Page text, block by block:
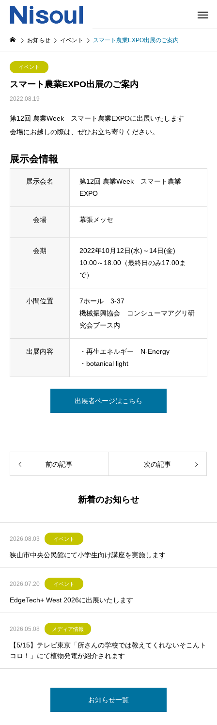
お知らせ イベント スマート農業EXPO出展のご案内
イベント
スマート農業EXPO出展のご案内
2022.08.19
第12回 農業Week スマート農業EXPOに出展いたします
会場にお越しの際は、ぜひお立ち寄りください。
展示会情報
展示会名
第12回 農業Week スマート農業
EXPO
会場 幕張メッセ
会期
2022年10月12日(水)～14日(金)
10:00～18:00（最終日のみ17:00ま
で）
小間位置
7ホール 3-37
機械振興協会 コンシューマアグリ研
究会ブース内
出展内容
・再生エネルギー N-Energy
・botanical light
出展者ページはこちら
前の記事 次の記事
新着のお知らせ
2026.08.03 イベント
狭山市中央公民館にて小学生向け講座を実施します
2026.07.20 イベント
EdgeTech+ West 2026に出展いたします
2026.05.08 メディア情報
【5/15】テレビ東京「所さんの学校では教えてくれないそこんト
コロ！」にて植物発電が紹介されます
お知らせ一覧